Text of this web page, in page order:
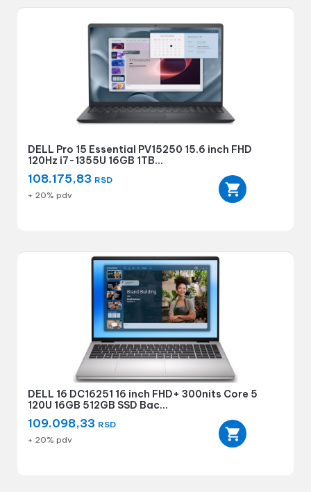
DELL Pro 15 Essential PV15250 15.6 inch FHD
120Hz i7-1355U 16GB 1TB...
108.175,83 RSD
+ 20% pdv
DELL 16 DC16251 16 inch FHD+ 300nits Core 5
120U 16GB 512GB SSD Bac...
109.098,33 RSD
+ 20% pdv